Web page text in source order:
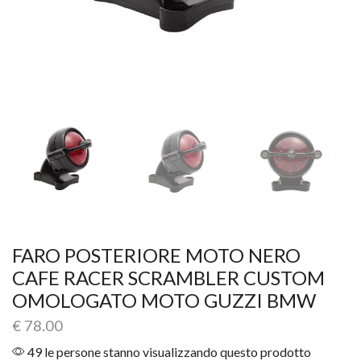
FARO POSTERIORE MOTO NERO
CAFE RACER SCRAMBLER CUSTOM
OMOLOGATO MOTO GUZZI BMW
€ 78.00
49 le persone stanno visualizzando questo prodotto